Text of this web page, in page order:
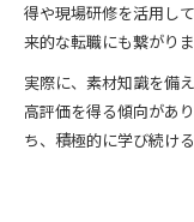
得や現場研修を活用し
来的な転職にも繋がりま
実際に、素材知識を備
高評価を得る傾向があ
ち、積極的に学び続け